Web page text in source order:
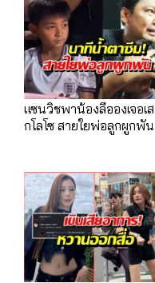
แซนวิชพาน้องลีอองเจอเส
กโลโซ สายใยพ่อลูกผูกพัน